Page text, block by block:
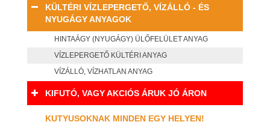
KÜLTÉRI VÍZLEPERGETŐ, VÍZÁLLÓ - ÉS
NYUGÁGY ANYAGOK
HINTAÁGY (NYUGÁGY) ÜLŐFELÜLET ANYAG
VÍZLEPERGETŐ KÜLTÉRI ANYAG
VÍZÁLLÓ, VÍZHATLAN ANYAG
KIFUTÓ, VAGY AKCIÓS ÁRUK JÓ ÁRON
KUTYUSOKNAK MINDEN EGY HELYEN!